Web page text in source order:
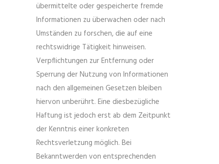
übermittelte oder gespeicherte fremde
Informationen zu überwachen oder nach
Umständen zu forschen, die auf eine
rechtswidrige Tätigkeit hinweisen.
Verpflichtungen zur Entfernung oder
Sperrung der Nutzung von Informationen
nach den allgemeinen Gesetzen bleiben
hiervon unberührt. Eine diesbezügliche
Haftung ist jedoch erst ab dem Zeitpunkt
der Kenntnis einer konkreten
Rechtsverletzung möglich. Bei
Bekanntwerden von entsprechenden